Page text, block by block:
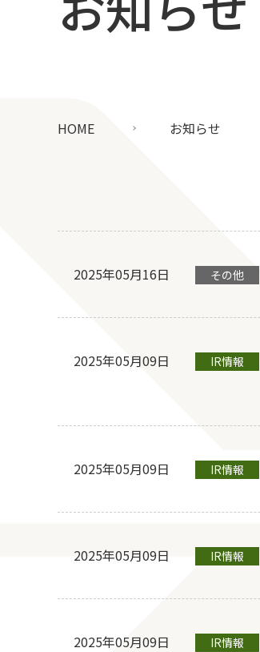
HOME お知らせ
2025年05月16日 その他
2025年05月09日 IR情報
2025年05月09日 IR情報
2025年05月09日 IR情報
2025年05月09日 IR情報